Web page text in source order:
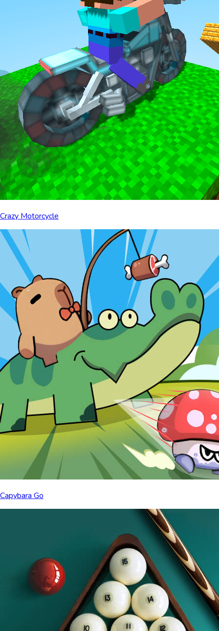
Crazy Motorcycle
Capybara Go